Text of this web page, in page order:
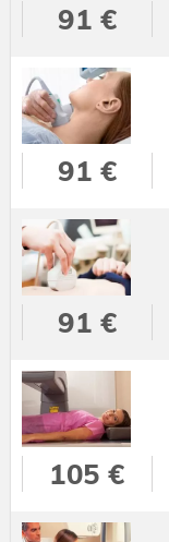
91 €
91 €
91 €
105 €